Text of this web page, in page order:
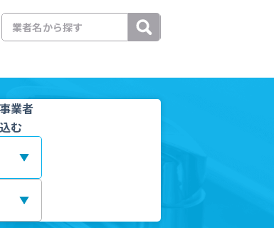
業者
む